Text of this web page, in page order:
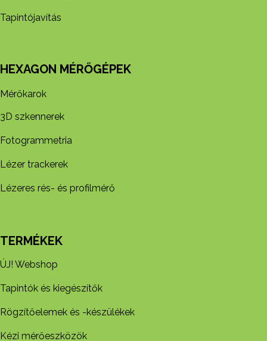
Tapintójavítás
HEXAGON MÉRŐGÉPEK
Mérőkarok
3D szkennerek
Fotogrammetria
Lézer trackerek
Lézeres rés- és profilmérő
TERMÉKEK
ÚJ! Webshop
Tapintók és kiegészítők
Rögzítőelemek és -készül​ékek
Kézi mérőeszközök